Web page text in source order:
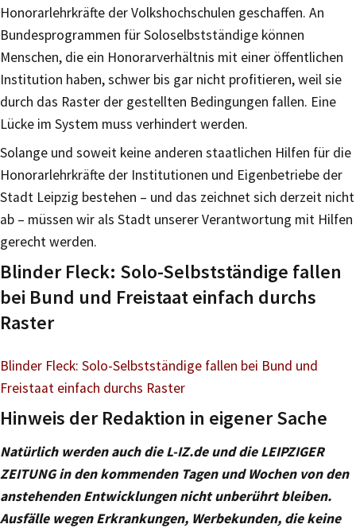
Honorarlehrkräfte der Volkshochschulen geschaffen. An
Bundesprogrammen für Soloselbstständige können
Menschen, die ein Honorarverhältnis mit einer öffentlichen
Institution haben, schwer bis gar nicht profitieren, weil sie
durch das Raster der gestellten Bedingungen fallen. Eine
Lücke im System muss verhindert werden.
Solange und soweit keine anderen staatlichen Hilfen für die
Honorarlehrkräfte der Institutionen und Eigenbetriebe der
Stadt Leipzig bestehen – und das zeichnet sich derzeit nicht
ab – müssen wir als Stadt unserer Verantwortung mit Hilfen
gerecht werden.
Blinder Fleck: Solo-Selbstständige fallen
bei Bund und Freistaat einfach durchs
Raster
Blinder Fleck: Solo-Selbstständige fallen bei Bund und
Freistaat einfach durchs Raster
Hinweis der Redaktion in eigener Sache
Natürlich werden auch die L-IZ.de und die LEIPZIGER
ZEITUNG in den kommenden Tagen und Wochen von den
anstehenden Entwicklungen nicht unberührt bleiben.
Ausfälle wegen Erkrankungen, Werbekunden, die keine